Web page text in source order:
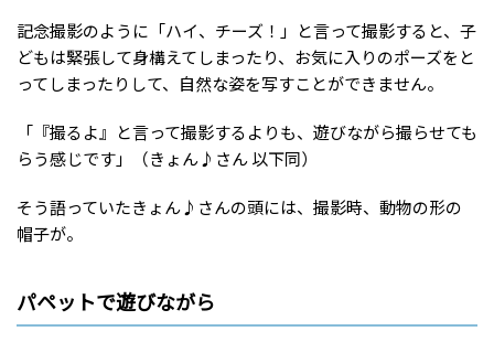
記念撮影のように「ハイ、チーズ！」と言って撮影すると、子
どもは緊張して身構えてしまったり、お気に入りのポーズをと
ってしまったりして、自然な姿を写すことができません。
「『撮るよ』と言って撮影するよりも、遊びながら撮らせても
らう感じです」（きょん♪さん 以下同）
そう語っていたきょん♪さんの頭には、撮影時、動物の形の
帽子が。
パペットで遊びながら